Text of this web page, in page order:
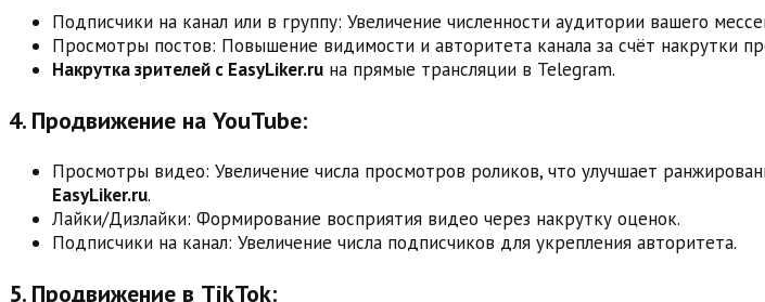
Подписчики на канал или в группу: Увеличение численности аудитории вашего
Просмотры постов: Повышение видимости и авторитета канала за счёт накрутки
Накрутка зрителей с EasyLiker.ru на прямые трансляции в Telegram.
4. Продвижение на YouTube:
Просмотры видео: Увеличение числа просмотров роликов, что улучшает
EasyLiker.ru.
Лайки/Дизлайки: Формирование восприятия видео через накрутку оценок.
Подписчики на канал: Увеличение числа подписчиков для укрепления авторитета.
5. Продвижение в TikTok: